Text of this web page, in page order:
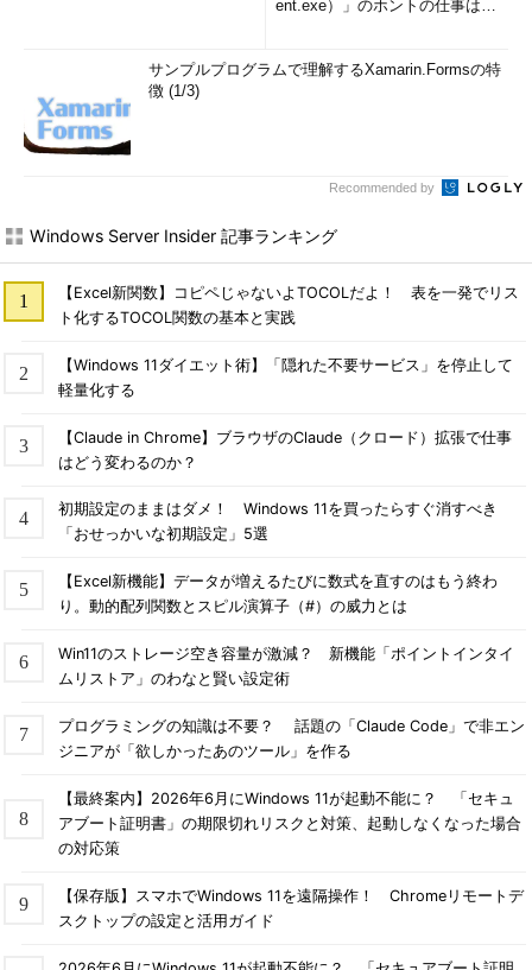
ent.exe）」のホントの仕事は？
サンプルプログラムで理解するXamarin.Formsの特
徴 (1/3)
Recommended by
Windows Server Insider 記事ランキング
【Excel新関数】コピペじゃないよTOCOLだよ！ 表を一発でリス
ト化するTOCOL関数の基本と実践
【Windows 11ダイエット術】「隠れた不要サービス」を停止して
軽量化する
【Claude in Chrome】ブラウザのClaude（クロード）拡張で仕事
はどう変わるのか？
初期設定のままはダメ！ Windows 11を買ったらすぐ消すべき
「おせっかいな初期設定」5選
【Excel新機能】データが増えるたびに数式を直すのはもう終わ
り。動的配列関数とスピル演算子（#）の威力とは
Win11のストレージ空き容量が激減？ 新機能「ポイントインタイ
ムリストア」のわなと賢い設定術
プログラミングの知識は不要？ 話題の「Claude Code」で非エン
ジニアが「欲しかったあのツール」を作る
【最終案内】2026年6月にWindows 11が起動不能に？ 「セキュ
アブート証明書」の期限切れリスクと対策、起動しなくなった場合
の対応策
【保存版】スマホでWindows 11を遠隔操作！ Chromeリモートデ
スクトップの設定と活用ガイド